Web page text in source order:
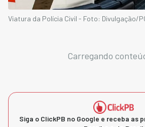
Viatura da Polícia Civil - Foto: Divulgação/
Carregando
Siga o ClickPB no Google e receba as